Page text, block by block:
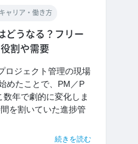
ャリア・働き方
どうなる？フリー
割や需要
ロジェクト管理の現場
めたことで、PM／P
年で劇的に変化しま
を割いていた進捗管
続きを読む